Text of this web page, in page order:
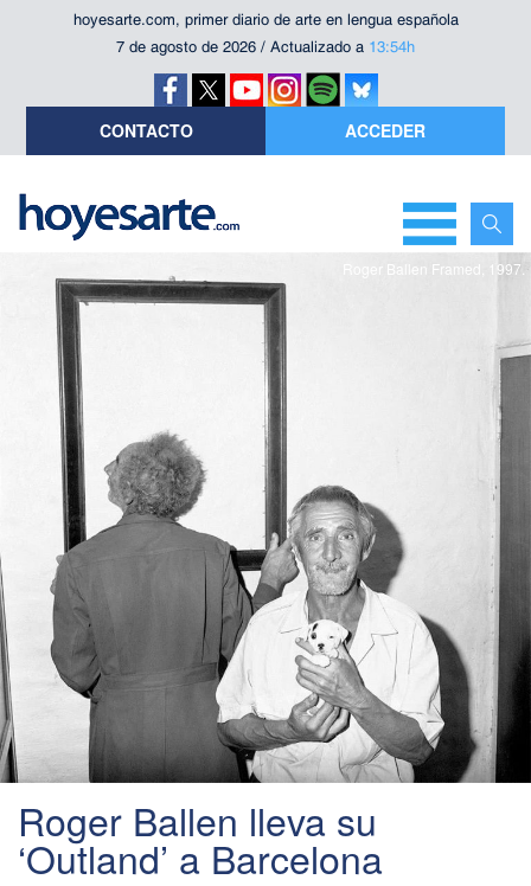
hoyesarte.com, primer diario de arte en lengua española
7 de agosto de 2026 / Actualizado a 13:54h
CONTACTO ACCEDER
Roger Ballen Framed, 1997.
Roger Ballen lleva su
‘Outland’ a Barcelona